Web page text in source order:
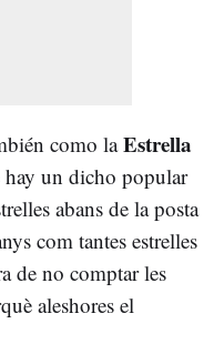
como laEstrella
un dicho popular
abans de la posta
com tantes estrelles
de no comptar les
aleshores el